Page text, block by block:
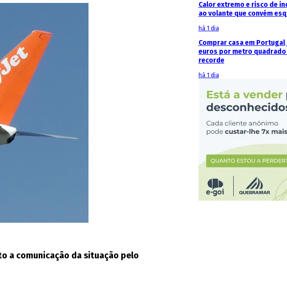
a comunicação da situação pelo
Calor extremo e risco de
ao volante que convém
há 1 dia
Comprar casa em Portugal
euros por metro quadrado
recorde
há 1 dia